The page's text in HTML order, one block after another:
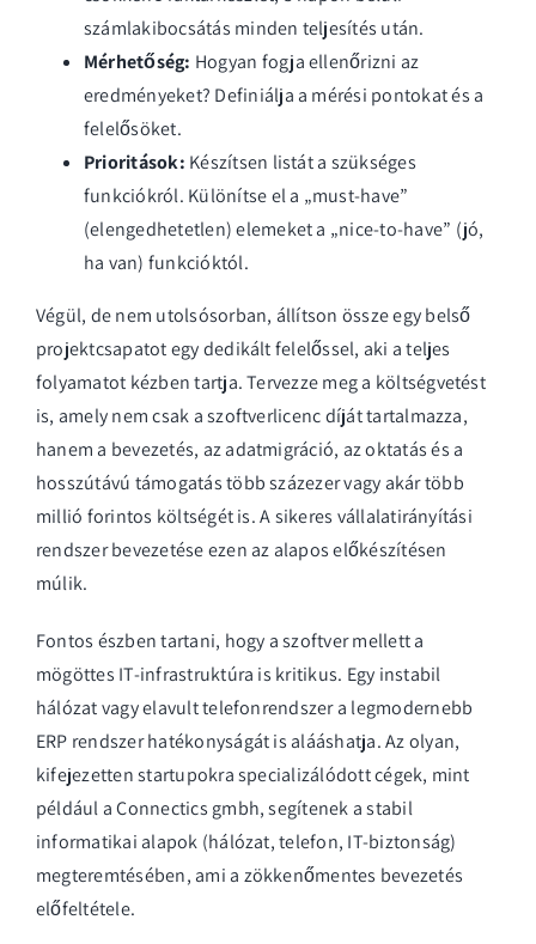
számlakibocsátás minden teljesítés után.
Mérhetőség: Hogyan fogja ellenőrizni az
eredményeket? Definiálja a mérési pontokat és a
felelősöket.
Prioritások: Készítsen listát a szükséges
funkciókról. Különítse el a „must-have”
(elengedhetetlen) elemeket a „nice-to-have” (jó,
ha van) funkcióktól.
Végül, de nem utolsósorban, állítson össze egy belső
projektcsapatot egy dedikált felelőssel, aki a teljes
folyamatot kézben tartja. Tervezze meg a költségvetést
is, amely nem csak a szoftverlicenc díját tartalmazza,
hanem a bevezetés, az adatmigráció, az oktatás és a
hosszútávú támogatás több százezer vagy akár több
millió forintos költségét is. A sikeres vállalatirányítási
rendszer bevezetése ezen az alapos előkészítésen
múlik.
Fontos észben tartani, hogy a szoftver mellett a
mögöttes IT-infrastruktúra is kritikus. Egy instabil
hálózat vagy elavult telefonrendszer a legmodernebb
ERP rendszer hatékonyságát is alááshatja. Az olyan,
kifejezetten startupokra specializálódott cégek, mint
például aConnectics gmbh, segítenek a stabil
informatikai alapok (hálózat, telefon, IT-biztonság)
megteremtésében, ami a zökkenőmentes bevezetés
előfeltétele.